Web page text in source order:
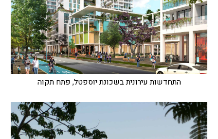
התחדשות עירונית בשכונת יוספטל, פתח תקוה